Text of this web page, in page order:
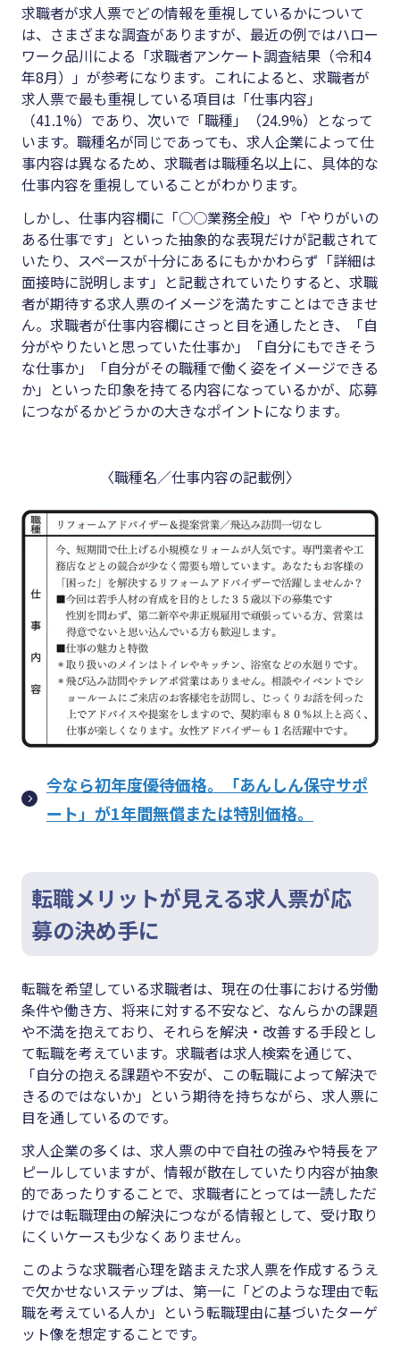
求職者が求人票でどの情報を重視しているかについて
は、さまざまな調査がありますが、最近の例ではハロー
ワーク品川による「求職者アンケート調査結果（令和4
年8月）」が参考になります。これによると、求職者が
求人票で最も重視している項目は「仕事内容」
（41.1%）であり、次いで「職種」（24.9%）となって
います。職種名が同じであっても、求人企業によって仕
事内容は異なるため、求職者は職種名以上に、具体的な
仕事内容を重視していることがわかります。
しかし、仕事内容欄に「○○業務全般」や「やりがいの
ある仕事です」といった抽象的な表現だけが記載されて
いたり、スペースが十分にあるにもかかわらず「詳細は
面接時に説明します」と記載されていたりすると、求職
者が期待する求人票のイメージを満たすことはできませ
ん。求職者が仕事内容欄にさっと目を通したとき、「自
分がやりたいと思っていた仕事か」「自分にもできそう
な仕事か」「自分がその職種で働く姿をイメージできる
か」といった印象を持てる内容になっているかが、応募
につながるかどうかの大きなポイントになります。
〈職種名／仕事内容の記載例〉
今なら初年度優待価格。「あんしん保守サポ
ート」が1年間無償または特別価格。
転職メリットが見える求人票が応
募の決め手に
転職を希望している求職者は、現在の仕事における労働
条件や働き方、将来に対する不安など、なんらかの課題
や不満を抱えており、それらを解決・改善する手段とし
て転職を考えています。求職者は求人検索を通じて、
「自分の抱える課題や不安が、この転職によって解決で
きるのではないか」という期待を持ちながら、求人票に
目を通しているのです。
求人企業の多くは、求人票の中で自社の強みや特長をア
ピールしていますが、情報が散在していたり内容が抽象
的であったりすることで、求職者にとっては一読しただ
けでは転職理由の解決につながる情報として、受け取り
にくいケースも少なくありません。
このような求職者心理を踏まえた求人票を作成するうえ
で欠かせないステップは、第一に「どのような理由で転
職を考えている人か」という転職理由に基づいたターゲ
ット像を想定することです。